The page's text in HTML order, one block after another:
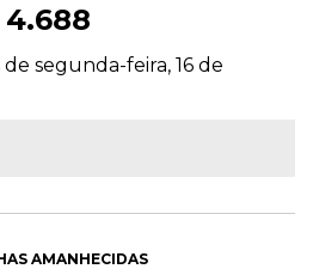
4.688
segunda-feira, 16 de
AMANHECIDAS